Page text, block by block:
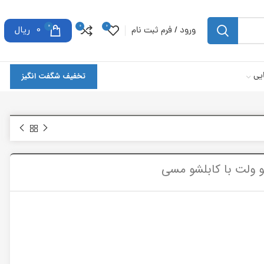
ورود / فرم ثبت نام 0
0
0
0 ریال
تخفیف شگفت انگیز